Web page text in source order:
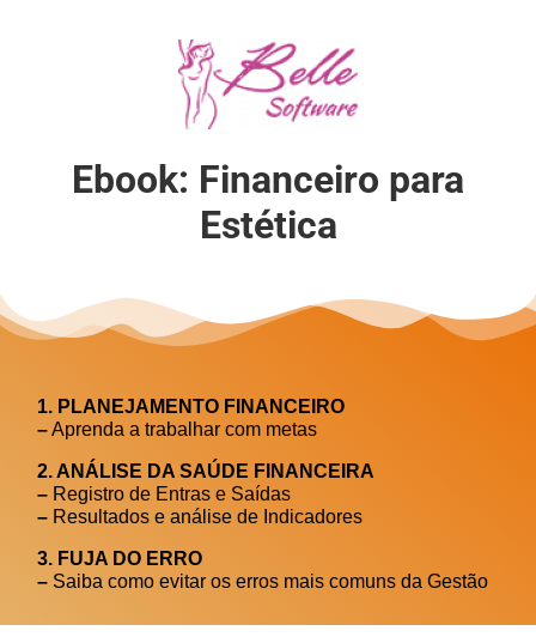
Ebook: Financeiro para
Estética
1. PLANEJAMENTO FINANCEIRO
–Aprenda a trabalhar com metas
2. ANÁLISE DA SAÚDE FINANCEIRA
– Registro de Entras e Saídas
– Resultados e análise de Indicadores
3. FUJA DO ERRO
– Saiba como evitar os erros mais comuns da Gestão